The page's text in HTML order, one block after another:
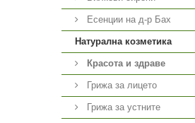
Есенции на д-р Бах
Натурална козметика
Красота и здраве
Грижа за лицето
Грижа за устните